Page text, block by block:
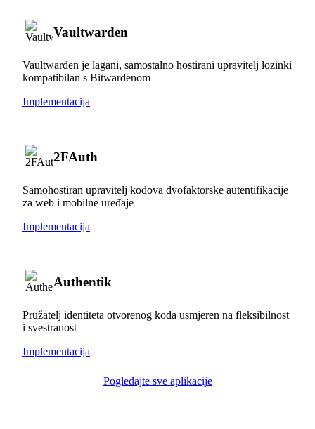
Vaultwarden
Vaultwarden je lagani, samostalno hostirani upravitelj lozinki
kompatibilan s Bitwardenom
Implementacija
2FAuth
Samohostiran upravitelj kodova dvofaktorske autentifikacije
za web i mobilne uređaje
Implementacija
Authentik
Pružatelj identiteta otvorenog koda usmjeren na fleksibilnost
i svestranost
Implementacija
Pogledajte sve aplikacije